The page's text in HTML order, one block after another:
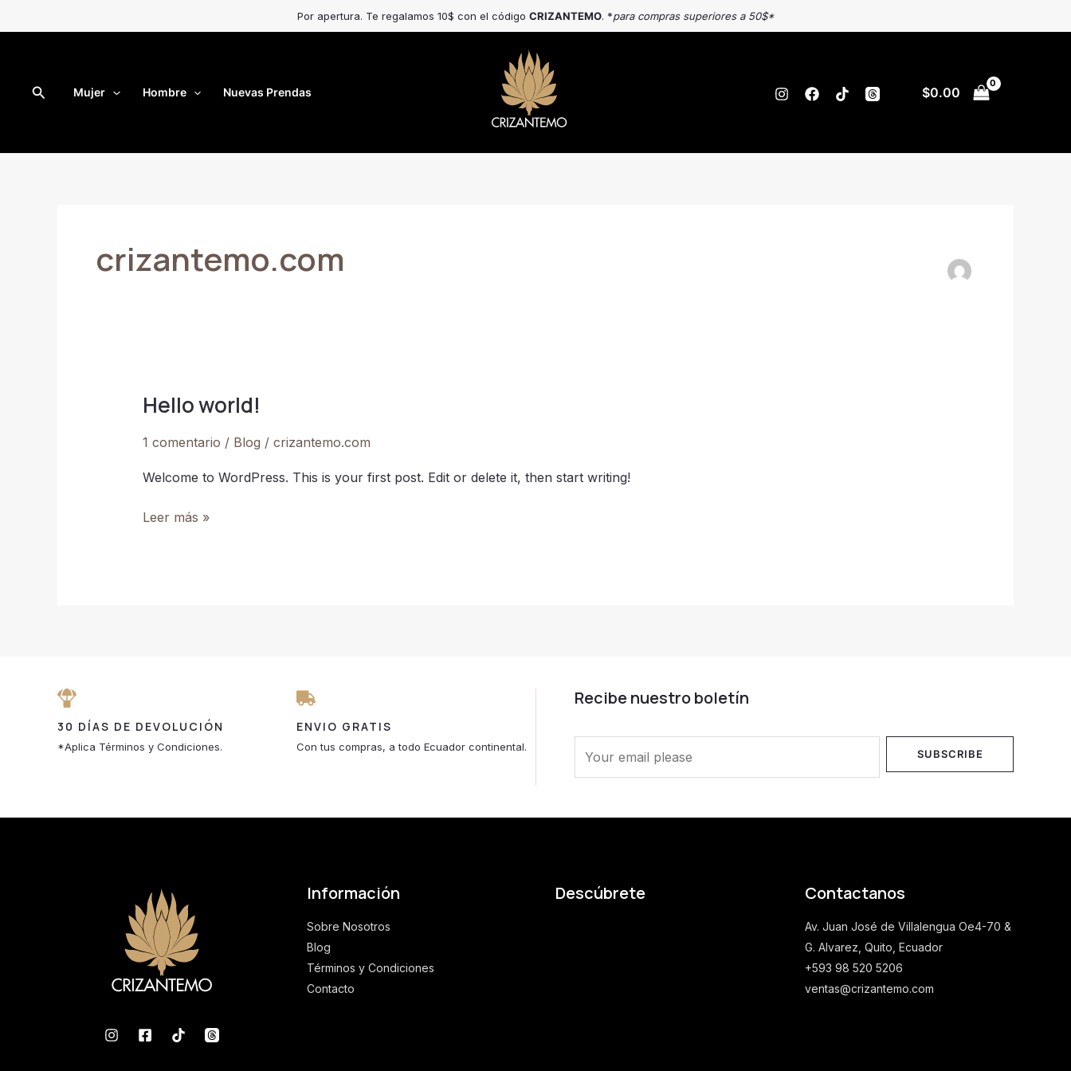
al
Por apertura. Te regalamos 10$ con el código CRIZANTEMO. *para compras superiores a 50$*
BuscarMujer Hombre Nuevas Prendas $0.00
crizantemo.com
Hello world!
1 comentario / Blog / crizantemo.com
Welcome to WordPress. This is your first post. Edit or delete it, then start writing!
Hello
Leer más »
30 DÍAS DE DEVOLUCIÓN
*Aplica Términos y Condiciones.
ENVIO GRATIS
Con tus compras, a todo Ecuador continental.
Recibe nuestro boletín
SUBSCRIBE
Información
Sobre Nosotros
Blog
Términos y Condiciones
Contacto
Descúbrete Contactanos
Av. Juan José de Villalengua Oe4-70 &
G. Alvarez, Quito, Ecuador
+593 98 520 5206
ventas@crizantemo.com